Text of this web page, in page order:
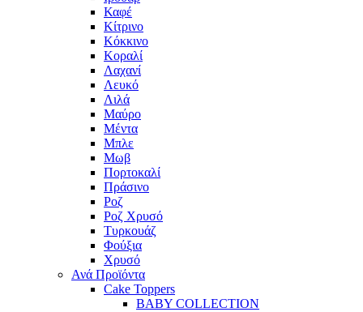
Καφέ
Κίτρινο
Κόκκινο
Κοραλί
Λαχανί
Λευκό
Λιλά
Μαύρο
Μέντα
Μπλε
Μωβ
Πορτοκαλί
Πράσινο
Ροζ
Ροζ Χρυσό
Τυρκουάζ
Φούξια
Χρυσό
Ανά Προϊόντα
Cake Toppers
BABY COLLECTION